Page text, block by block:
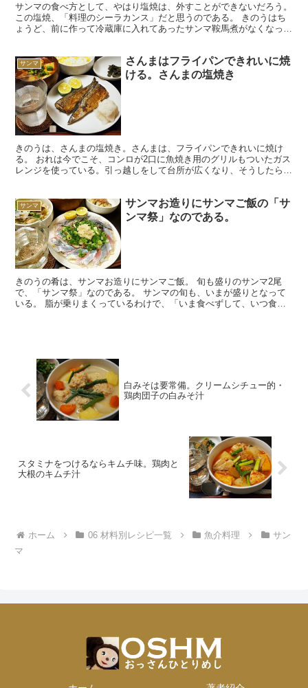
サンマの食べ方として、やはり塩焼は、外すことができないだろう。
この塩焼、「料理のシーラカンス」だと思うのである。 きのうはち
ょうど、前に作って冷蔵庫に入れてあったサンマ鞍馬煮がなくなった
サンマ
さんまはフライパンできれいに焼
ける。さんまの塩焼き
きのうは、さんまの塩焼き。さんまは、フライパンできれいに焼け
る。 おれは今でこそ、コンロが2口に魚焼き用のグリルもついたガス
レンジを使っている。引っ越しをして台所が広くなり、そうしたら、
サンマ
サンマお造りにサンマご飯の「サ
ンマ祭」なのである。
きのうの肴は、サンマお造りにサンマご飯。 旬も盛りのサンマ2尾
で、「サンマ祭」なのである。 サンマの旬も、いまが盛りとなって
いる。 脂が乗りまくっているわけで、「いま食べずして、いつ食べ
白みそは要常備。クリームシチュー的・
鶏肉団子の白みそ汁
スタミナをつけるならキムチ味。鶏肉と
大根のキムチ汁
ホーム 06 材料別レシピ一覧 魚介料理
サン
マ